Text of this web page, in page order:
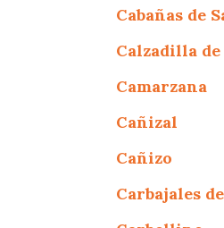
Cabañas de
Calzadilla de
Camarzana
Cañizal
Cañizo
Carbajales